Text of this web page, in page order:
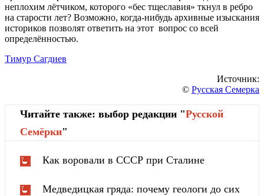
неплохим лётчиком, которого «бес тщеславия» ткнул в ребро
на старости лет? Возможно, когда-нибудь архивные изыскания
историков позволят ответить на этот вопрос со всей
определённостью.
Тимур Сагдиев
Источник:
© Русская Семерка
Читайте также: выбор редакции "Русской
Cемёрки"
Как воровали в СССР при Сталине
Медведицкая гряда: почему геологи до сих